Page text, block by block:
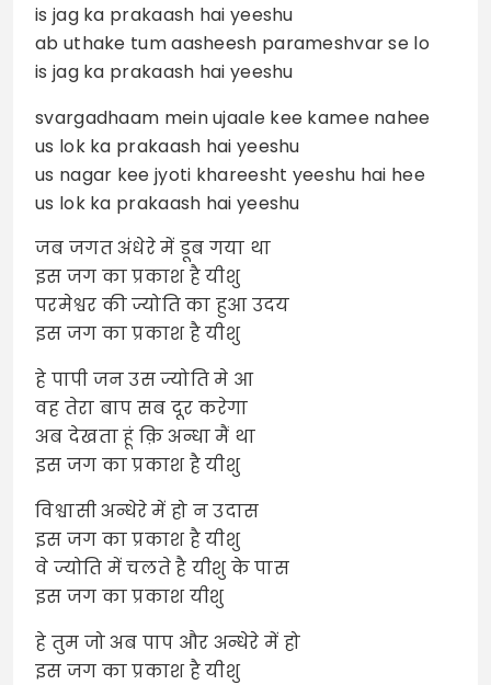
is jag ka prakaash hai yeeshu
ab uthake tum aasheesh parameshvar se lo
is jag ka prakaash hai yeeshu
svargadhaam mein ujaale kee kamee nahee
us lok ka prakaash hai yeeshu
us nagar kee jyoti khareesht yeeshu hai hee
us lok ka prakaash hai yeeshu
जब जगत अंधेरे में डूब गया था
इस जग का प्रकाश है यीशु
परमेश्वर की ज्योति का हुआ उदय
इस जग का प्रकाश है यीशु
हे पापी जन उस ज्योति मे आ
वह तेरा बाप सब दूर करेगा
अब देखता हूं क़ि अन्धा मैं था
इस जग का प्रकाश है यीशु
विश्वासी अन्धेरे में हो न उदास
इस जग का प्रकाश है यीशु
वे ज्योति में चलते है यीशु के पास
इस जग का प्रकाश यीशु
हे तुम जो अब पाप और अन्धेरे में हो
इस जग का प्रकाश है यीशु